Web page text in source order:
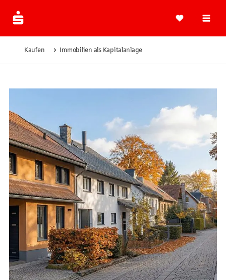
Kaufen Immobilien als Kapitalanlage